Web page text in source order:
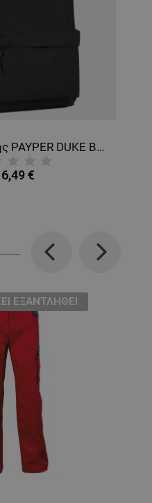
Σακίδιο πλάτης PAYPER DUKE BLACK 26L
€
Previous
ΕΞΑΝΤΛΗΘΕΊ
Next